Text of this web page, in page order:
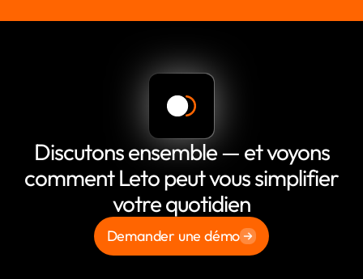
Discutons ensemble — et voyons
comment Leto peut vous simplifier
votre quotidien
Demander une démo